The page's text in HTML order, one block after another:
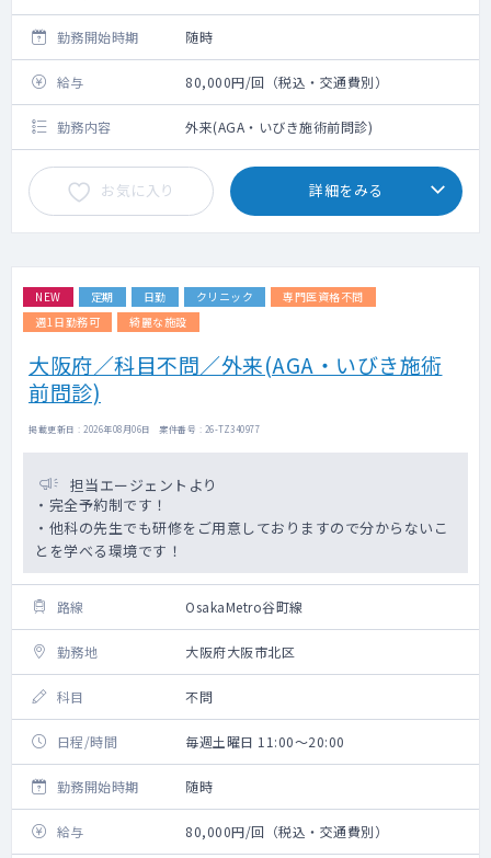
勤務開始時期 随時
給与 80,000円/回（税込・交通費別）
勤務内容 外来(AGA・いびき施術前問診)
お気に入り 詳細をみる
NEW 定期 日勤 クリニック
専門医資格不問
週1日勤務可
綺麗な施設
大阪府／科目不問／外来(AGA・いびき施術
前問診)
掲載更新日 : 2026年08月06日 案件番号 : 26-TZ340977
担当エージェントより
・完全予約制です！
・他科の先生でも研修をご用意しておりますので分からないこ
とを学べる環境です！
路線 OsakaMetro谷町線
勤務地 大阪府大阪市北区
科目 不問
日程/時間 毎週土曜日 11:00～20:00
勤務開始時期 随時
給与 80,000円/回（税込・交通費別）